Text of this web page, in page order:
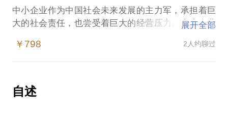
中小企业作为中国社会未来发展的主力军，承担着巨
大的社会责任，也尝受着巨大的经营压力。中小企业
最终的结果是无法发展壮大，最后销声匿迹退出市
为创新者提供资金支持。但是资本市场有资本市场的
游戏规则，熟悉和掌握这些游戏规则，是中小企业面
展开全部
￥798 2人约聊过
自述